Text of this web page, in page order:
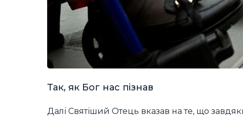
Так, як Бог нас пізнав
Далі Святіший Отець вказав на те, що